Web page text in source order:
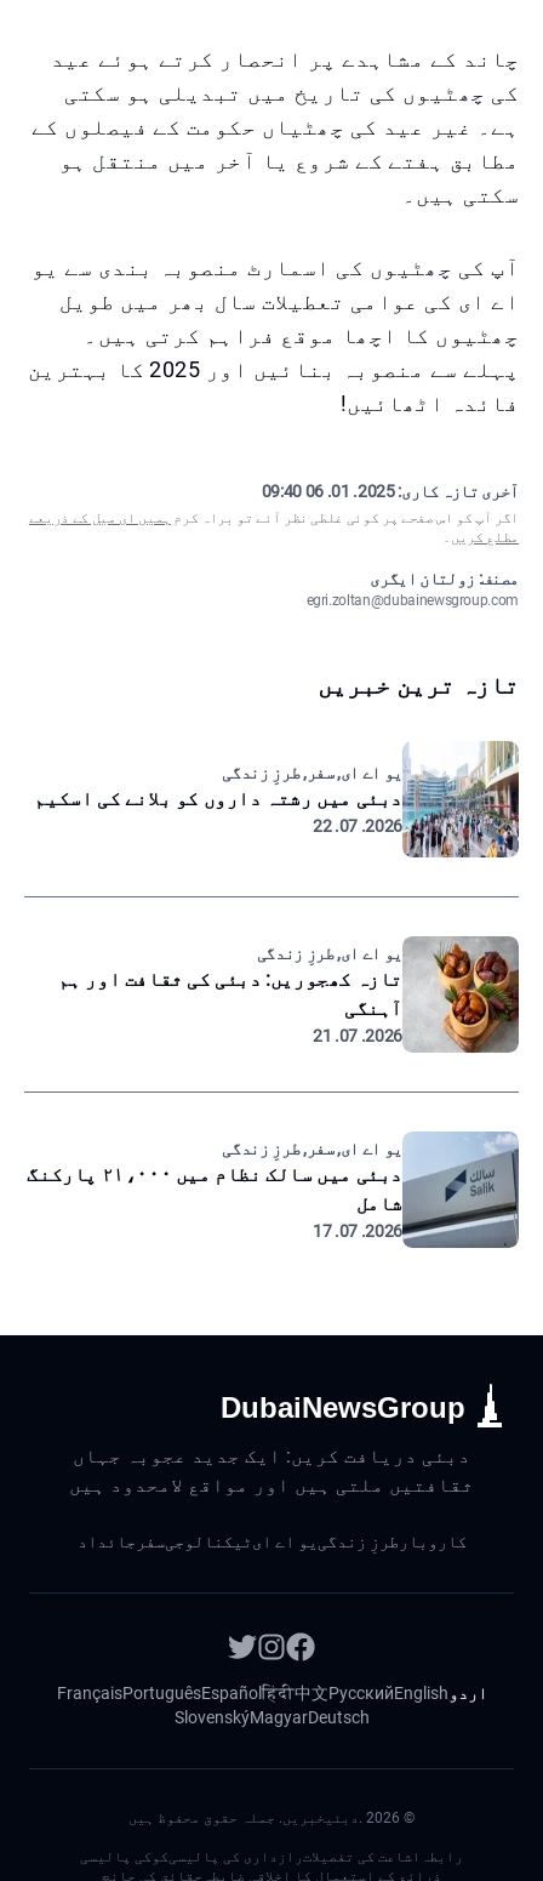
چاند کے مشاہدے پر انحصار کرتے ہوئے عید
کی چھٹیوں کی تاریخ میں تبدیلی ہو سکتی
ہے۔ غیر عید کی چھٹیاں حکومت کے فیصلوں کے
مطابق ہفتے کے شروع یا آخر میں منتقل ہو
سکتی ہیں۔
آپ کی چھٹیوں کی اسمارٹ منصوبہ بندی سے یو
اے ای کی عوامی تعطیلات سال بھر میں طویل
چھٹیوں کا اچھا موقع فراہم کرتی ہیں۔
پہلے سے منصوبہ بنائیں اور 2025 کا بہترین
فائدہ اٹھائیں!
آخری تازہ کاری:2025. 01. 06 09:40
اگر آپ کو اس صفحے پر کوئی غلطی نظر آئے تو براہ کرم ہمیں ای میل کے ذریعے
مطلع کریں ۔
مصنف: زولتان ایگری
egri.zoltan@dubainewsgroup.com
تازہ ترین خبریں
یو اے ای, سفر, طرزِ زندگی
دبئی میں رشتہ داروں کو بلانے کی اسکیم
2026. 07. 22
یو اے ای, طرزِ زندگی
تازہ کھجوریں: دبئی کی ثقافت اور ہم
آہنگی
2026. 07. 21
یو اے ای, سفر, طرزِ زندگی
دبئی میں سالک نظام میں ۲۱،۰۰۰ پارکنگ
شامل
2026. 07. 17
DubaiNewsGroup
دبئی دریافت کریں: ایک جدید عجوبہ جہاں
ثقافتیں ملتی ہیں اور مواقع لامحدود ہیں
کاروبار طرزِ زندگی یو اے ایٹیکنالوجیسفر جائداد
اردو English
Русский
中文
हिंदी
Español
Português
Français
Deutsch
Magyar
Slovenský
©
2026 .دبئیخبریں. جملہ حقوق محفوظ ہیں
رابطہ اشاعت کی تفصیلاترازداری کی پالیسیکوکی پالیسی
ذرائع کے استعمال کا اخلاقی ضابطہ حقائق کی جانچ